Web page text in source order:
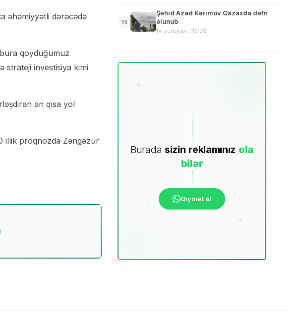
əhəmiyyətli dərəcədə
qoyduğumuz
strateji investisiya kimi
ən qısa yol
illik proqnozda Zəngəzur
15
Şəhid Azad Kərimov Qazaxda dəfn
olunub
14 sentyabr / 15:28
Burada sizin reklamınız ola
bilər
Qiymət al